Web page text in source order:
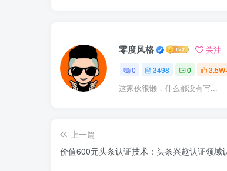
零度风格 关注
0 3498 0
这家伙很懒，什么都没有写...
上一篇
价值600元头条认证技术：头条兴趣认证领域